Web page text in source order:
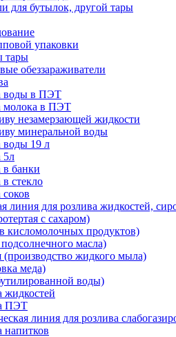
для бутылок, другой тары
упаковки
тары
обеззараживатели
воды в ПЭТ
молока в ПЭТ
незамерзающей жидкости
минеральной воды
воды 19 л
5л
в банки
стекло
линия для розлива жидкостей,
с сахаром)
кисломолочных продуктов)
масла)
жидкого мыла)
меда)
воды)
жидкостей
ПЭТ
линия для розлива
напитков